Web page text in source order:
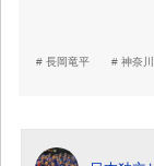
長岡竜平 神奈